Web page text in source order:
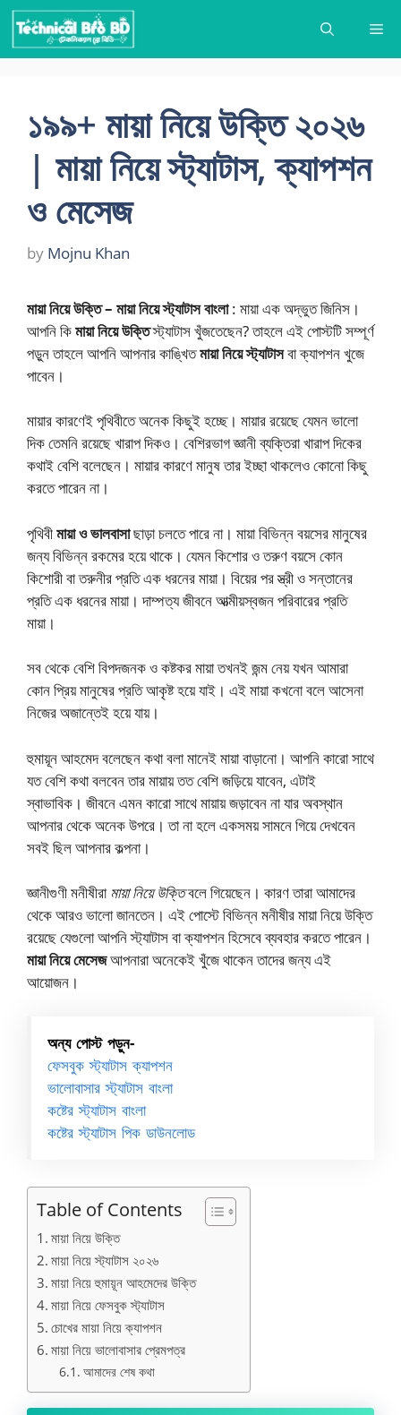
Skip
content
১৯৯+ মায়া নিয়ে উক্তি ২০২৬
| মায়া নিয়ে স্ট্যাটাস, ক্যাপশন
ও মেসেজ
by Mojnu Khan
মায়া নিয়ে উক্তি – মায়া নিয়ে স্ট্যাটাস বাংলা: মায়া এক অদ্ভুত জিনিস।
আপনি কিমায়া নিয়ে উক্তিস্ট্যাটাস খুঁজতেছেন? তাহলে এই পোস্টটি সম্পূর্ণ
পড়ুন তাহলে আপনি আপনার কাঙ্খিতমায়া নিয়ে স্ট্যাটাসবা ক্যাপশন খুজে
পাবেন।
মায়ার কারণেই পৃথিবীতে অনেক কিছুই হচ্ছে। মায়ার রয়েছে যেমন ভালো
দিক তেমনি রয়েছে খারাপ দিকও। বেশিরভাগ জ্ঞানী ব্যক্তিরা খারাপ দিকের
কথাই বেশি বলেছেন। মায়ার কারণে মানুষ তার ইচ্ছা থাকলেও কোনো কিছু
করতে পারেন না।
পৃথিবীমায়া ও ভালবাসাছাড়া চলতে পারে না। মায়া বিভিন্ন বয়সের মানুষের
জন্য বিভিন্ন রকমের হয়ে থাকে। যেমন কিশোর ও তরুণ বয়সে কোন
কিশোরী বা তরুনীর প্রতি এক ধরনের মায়া। বিয়ের পর স্ত্রী ও সন্তানের
প্রতি এক ধরনের মায়া। দাম্পত্য জীবনে আত্মীয়স্বজন পরিবারের প্রতি
মায়া।
সব থেকে বেশি বিপদজনক ও কষ্টকর মায়া তখনই জন্ম নেয় যখন আমারা
কোন প্রিয় মানুষের প্রতি আকৃষ্ট হয়ে যাই। এই মায়া কখনো বলে আসেনা
নিজের অজান্তেই হয়ে যায়।
হুমায়ূন আহমেদ বলেছেন কথা বলা মানেই মায়া বাড়ানো। আপনি কারো সাথে
যত বেশি কথা বলবেন তার মায়ায় তত বেশি জড়িয়ে যাবেন, এটাই
স্বাভাবিক। জীবনে এমন কারো সাথে মায়ায় জড়াবেন না যার অবস্থান
আপনার থেকে অনেক উপরে। তা না হলে একসময় সামনে গিয়ে দেখবেন
সবই ছিল আপনার কল্পনা।
জ্ঞানীগুণী মনীষীরা মায়া নিয়ে উক্তিবলে গিয়েছেন। কারণ তারা আমাদের
থেকে আরও ভালো জানতেন। এই পোস্টে বিভিন্ন মনীষীর মায়া নিয়ে উক্তি
রয়েছে যেগুলো আপনি স্ট্যাটাস বা ক্যাপশন হিসেবে ব্যবহার করতে পারেন।
মায়া নিয়ে মেসেজআপনারা অনেকেই খুঁজে থাকেন তাদের জন্য এই
আয়োজন।
অন্য পোস্ট পড়ুন-
ফেসবুক স্ট্যাটাস ক্যাপশন
ভালোবাসার স্ট্যাটাস বাংলা
কষ্টের স্ট্যাটাস বাংলা
কষ্টের স্ট্যাটাস পিক ডাউনলোড
Table of Contents
মায়া নিয়ে উক্তি
মায়া নিয়ে স্ট্যাটাস ২০২৬
মায়া নিয়ে হুমায়ূন আহমেদের উক্তি
মায়া নিয়ে ফেসবুক স্ট্যাটাস
চোখের মায়া নিয়ে ক্যাপশন
মায়া নিয়ে ভালোবাসার প্রেমপত্র
আমাদের শেষ কথা